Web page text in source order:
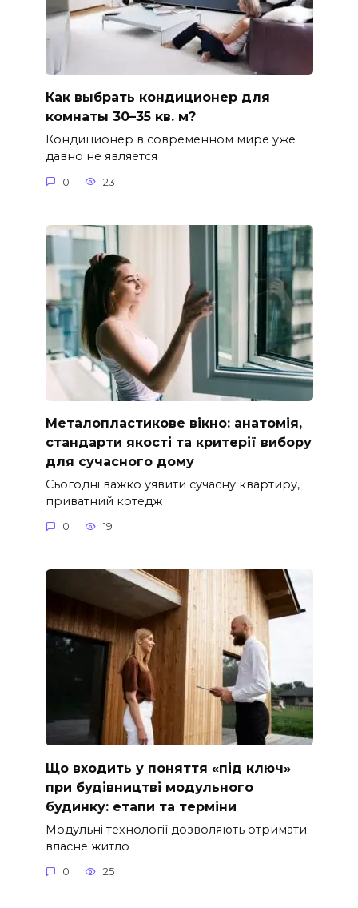
Как выбрать кондиционер для
комнаты 30–35 кв. м?
Кондиционер в современном мире уже
давно не является
0 23
Металопластикове вікно: анатомія,
стандарти якості та критерії вибору
для сучасного дому
Сьогодні важко уявити сучасну квартиру,
приватний котедж
0 19
Що входить у поняття «під ключ»
при будівництві модульного
будинку: етапи та терміни
Модульні технології дозволяють отримати
власне житло
0 25